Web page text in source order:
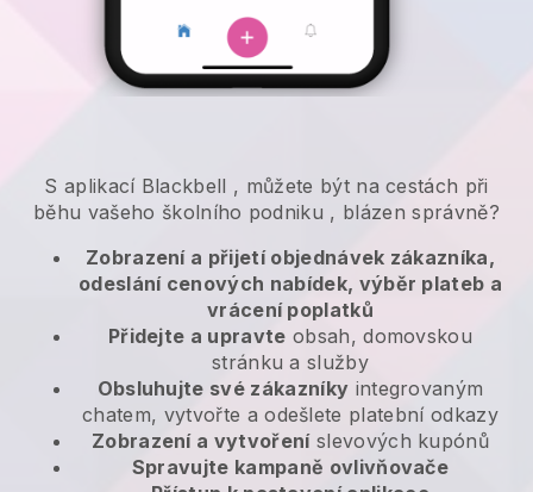
S aplikací Blackbell , můžete být na cestách při
běhu vašeho školního podniku , blázen správně?
Zobrazení a přijetí objednávek zákazníka,
odeslání cenových nabídek, výběr plateb a
vrácení poplatků
Přidejte a upravte obsah, domovskou
stránku a služby
Obsluhujte své zákazníky integrovaným
chatem, vytvořte a odešlete platební odkazy
Zobrazení a vytvořeníslevových kupónů
Spravujte kampaně ovlivňovače